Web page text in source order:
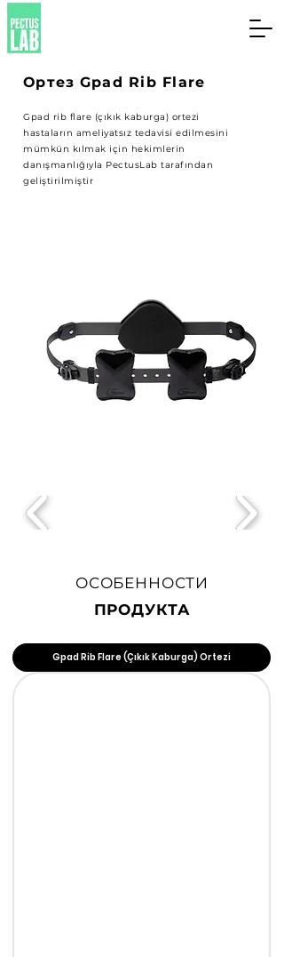
Ортез Gpad Rib Flare
Gpad rib flare (çıkık kaburga) ortezi
hastaların ameliyatsız tedavisi edilmesini
mümkün kılmak için hekimlerin
danışmanlığıyla PectusLab tarafından
geliştirilmiştir
ОСОБЕННОСТИ
ПРОДУКТА
Gpad Rib Flare (Çıkık Kaburga) Ortezi